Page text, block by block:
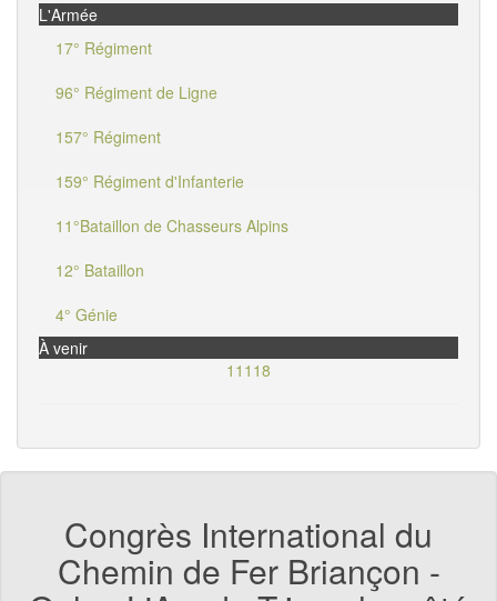
L'Armée
17° Régiment
96° Régiment de Ligne
157° Régiment
159° Régiment d'Infanterie
11°Bataillon de Chasseurs Alpins
12° Bataillon
4° Génie
À venir
11118
Congrès International du
Chemin de Fer Briançon -